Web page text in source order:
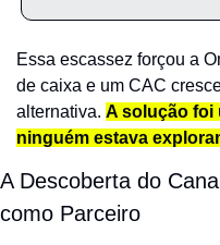
Essa escassez forçou a
de caixa e um CAC
alternativa. A solução foi
ninguém estava
A Descoberta do
como Parceiro